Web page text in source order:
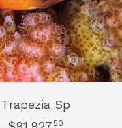
Trapezia Sp
50